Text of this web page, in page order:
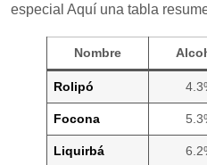
especial Aquí una tabla
Nombre
Rolipó
Focona
Liquirbá